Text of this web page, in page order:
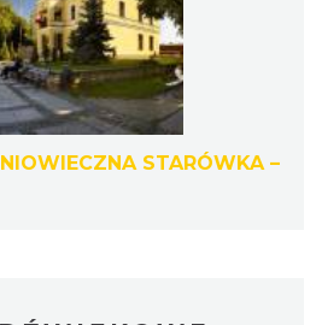
STARÓWKA –